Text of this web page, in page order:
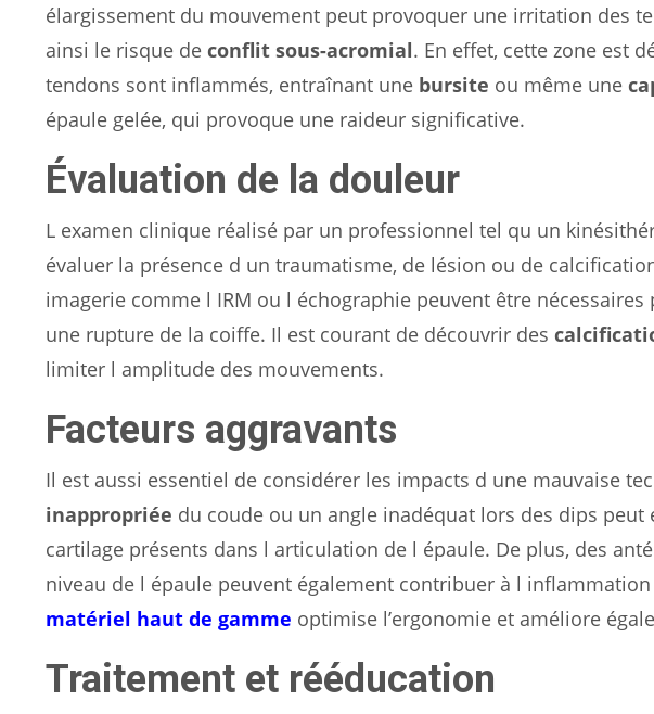
élargissement du mouvement peut provoquer une irritation des
ainsi le risque de conflit sous-acromial. En effet, cette zone est
tendons sont inflammés, entraînant une bursite ou même une
épaule gelée, qui provoque une raideur significative.
Évaluation de la douleur
L examen clinique réalisé par un professionnel tel qu un
évaluer la présence d un traumatisme, de lésion ou de
imagerie comme l IRM ou l échographie peuvent être
une rupture de la coiffe. Il est courant de découvrir des
limiter l amplitude des mouvements.
Facteurs aggravants
Il est aussi essentiel de considérer les impacts d une mauvaise
inappropriée du coude ou un angle inadéquat lors des dips
cartilage présents dans l articulation de l épaule. De plus, des
niveau de l épaule peuvent également contribuer à l inflammation
matériel haut de gamme optimise l’ergonomie et améliore
Traitement et rééducation